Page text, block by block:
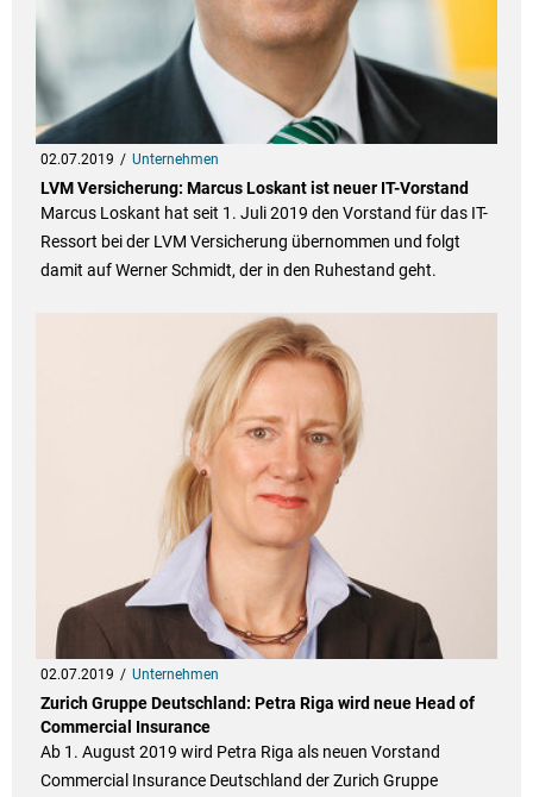
02.07.2019 Unternehmen
LVM Versicherung: Marcus Loskant ist neuer IT-Vorstand
Marcus Loskant hat seit 1. Juli 2019 den Vorstand für das IT-
Ressort bei der LVM Versicherung übernommen und folgt
damit auf Werner Schmidt, der in den Ruhestand geht.
02.07.2019 Unternehmen
Zurich Gruppe Deutschland: Petra Riga wird neue Head of
Commercial Insurance
Ab 1. August 2019 wird Petra Riga als neuen Vorstand
Commercial Insurance Deutschland der Zurich Gruppe